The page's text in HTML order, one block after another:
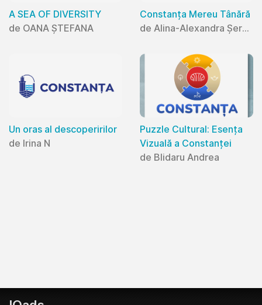
A SEA OF DIVERSITY
de OANA ȘTEFANA
Constanța Mereu Tânără
de Alina-Alexandra Șerban
Un oras al descoperirilor
de Irina N
Puzzle Cultural: Esența
Vizuală a Constanței
de Blidaru Andrea